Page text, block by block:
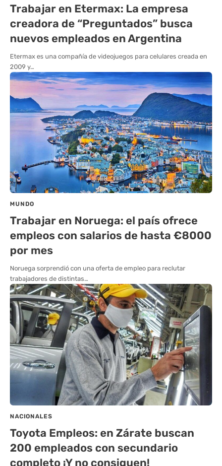
Trabajar en Etermax: La empresa
creadora de “Preguntados” busca
nuevos empleados en Argentina
Etermax es una compañía de videojuegos para celulares creada en
2009 y…
MUNDO
Trabajar en Noruega: el país ofrece
empleos con salarios de hasta €8000
por mes
Noruega sorprendió con una oferta de empleo para reclutar
trabajadores de distintas…
NACIONALES
Toyota Empleos: en Zárate buscan
200 empleados con secundario
completo ¡Y no consiguen!